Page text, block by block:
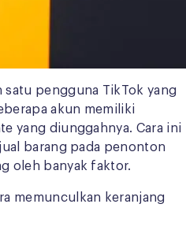
satu pengguna TikTok yang
akun memiliki
yang diunggahnya. Cara ini
barang pada penonton
oleh banyak faktor.
memunculkan keranjang